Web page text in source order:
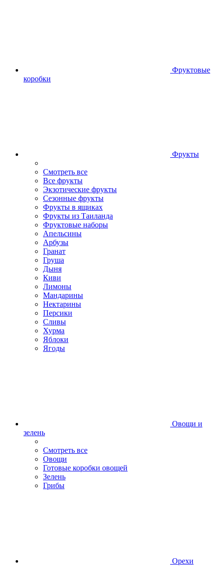
Фруктовые
коробки
Фрукты
Смотреть все
Все фрукты
Экзотические фрукты
Сезонные фрукты
Фрукты в ящиках
Фрукты из Таиланда
Фруктовые наборы
Апельсины
Арбузы
Гранат
Груша
Дыня
Киви
Лимоны
Мандарины
Нектарины
Персики
Сливы
Хурма
Яблоки
Ягоды
Овощи и
зелень
Смотреть все
Овощи
Готовые коробки овощей
Зелень
Грибы
Орехи